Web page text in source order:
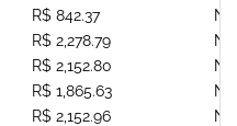
R$ 842.37
R$ 2,278.79
R$ 2,152.80
R$ 1,865.63
R$ 2,152.96